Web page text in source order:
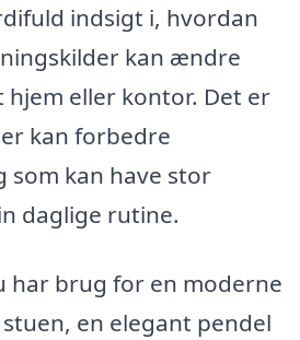
indsigt i, hvordan
kan ændre
eller kontor. Det er
kan forbedre
som kan have stor
daglige rutine.
har brug for en moderne
en elegant pendel